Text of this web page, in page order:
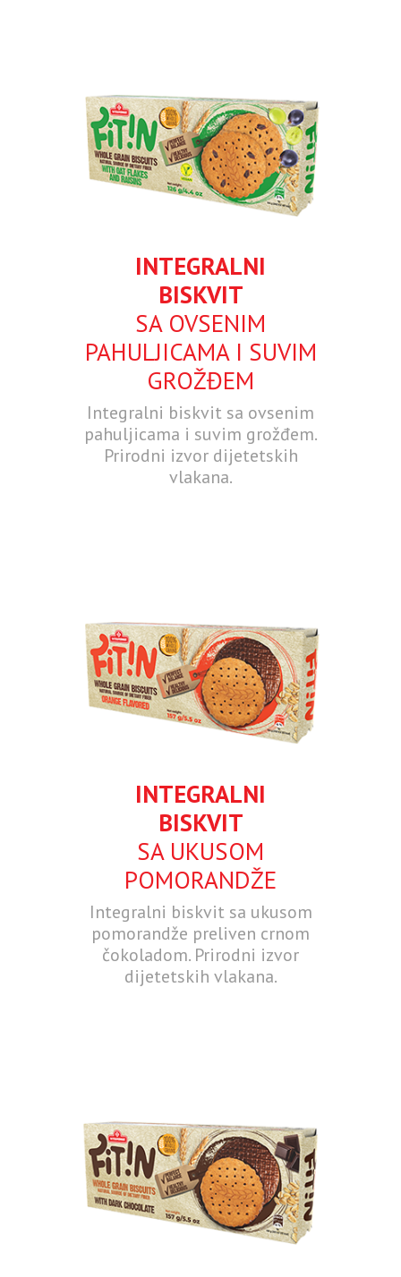
INTEGRALNI
BISKVIT
SA OVSENIM
PAHULJICAMA I SUVIM
GROŽĐEM
Integralni biskvit sa ovsenim
pahuljicama i suvim grožđem.
Prirodni izvor dijetetskih
vlakana.
INTEGRALNI
BISKVIT
SA UKUSOM
POMORANDŽE
Integralni biskvit sa ukusom
pomorandže preliven crnom
čokoladom. Prirodni izvor
dijetetskih vlakana.